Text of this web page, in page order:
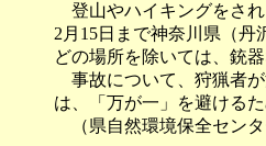
登山やハイキングをされ
2月15日まで神奈川県（
どの場所を除いては、銃
事故について、狩猟者
は、「万が一」を避ける
（県自然環境保全セン